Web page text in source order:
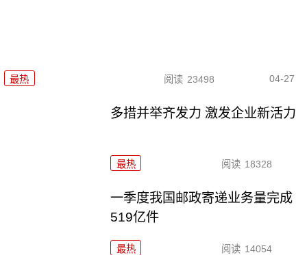
最热 阅读 23498 04-27
多措并举齐发力 激发企业新活力
最热 阅读 18328
一季度我国邮政寄递业务量完成
519亿件
最热 阅读 14054